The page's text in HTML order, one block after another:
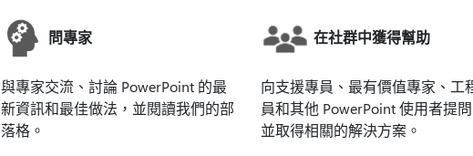
問專家
與專家交流、討論 PowerPoint 的最
新資訊和最佳做法，並閱讀我們的部
落格。
在社群中獲得幫助
向支援專員、最有價值專家、工
員和其他 PowerPoint 使用者提問
並取得相關的解決方案。